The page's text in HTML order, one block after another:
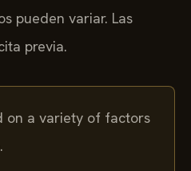
pueden variar. Las
previa.
on a variety of factors